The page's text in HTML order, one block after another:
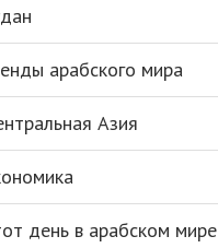
арабского мира
Азия
день в арабском мире